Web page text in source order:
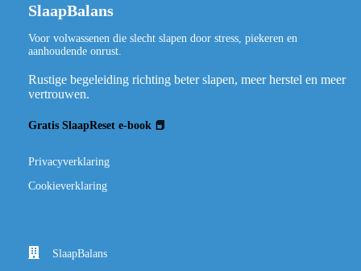
SlaapBalans
Voor volwassenen die slecht slapen door stress, piekeren en
aanhoudende onrust.
Rustige begeleiding richting beter slapen, meer herstel en meer
vertrouwen.
Gratis SlaapReset e-book 📕
Privacyverklaring
Cookieverklaring
SlaapBalans